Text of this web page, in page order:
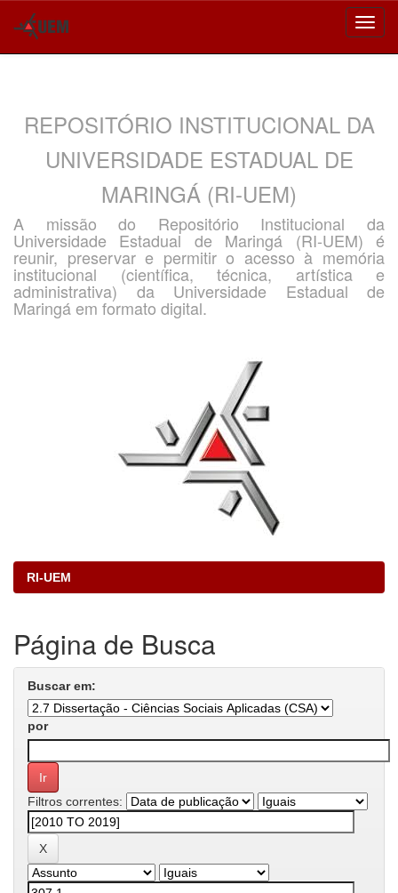
REPOSITÓRIO INSTITUCIONAL DA
UNIVERSIDADE ESTADUAL DE
MARINGÁ (RI-UEM)
A missão do Repositório Institucional da
Universidade Estadual de Maringá (RI-UEM) é
reunir, preservar e permitir o acesso à memória
institucional (científica, técnica, artística e
administrativa) da Universidade Estadual de
Maringá em formato digital.
RI-UEM
Página de Busca
Buscar em:
por
Filtros correntes: